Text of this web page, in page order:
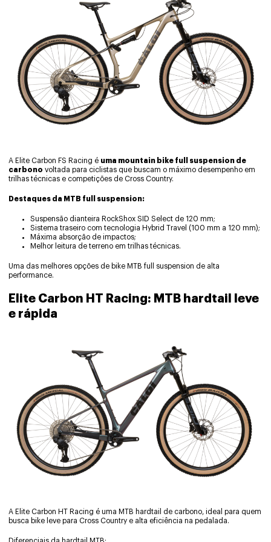
A Elite Carbon FS Racing é uma mountain bike full
suspension de
carbono voltada para ciclistas que buscam o máximo desempenho em
trilhas técnicas e competições de Cross Country.
Destaques da MTB full suspension:
Suspensão dianteira RockShox SID Select de 120 mm;
Sistema traseiro com tecnologia Hybrid Travel (100 mm a 120 mm);
Máxima absorção de impactos;
Melhor leitura de terreno em trilhas técnicas.
Uma das melhores opções de bike MTB full suspension de alta
performance.
Elite Carbon HT Racing: MTB hardtail leve
e rápida
A Elite Carbon HT Racing é uma MTB hardtail de carbono, ideal para quem
busca bike leve para Cross Country e alta eficiência na pedalada.